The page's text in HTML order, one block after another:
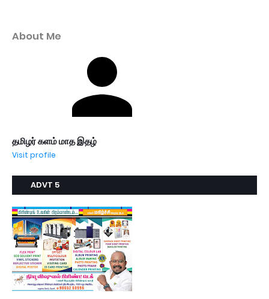
About Me
தமிழர் களம் மாத இதழ்
Visit profile
ADVT 5